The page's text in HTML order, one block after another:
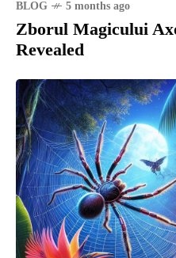
BLOG 5 months ago
Zborul Magicului
Revealed